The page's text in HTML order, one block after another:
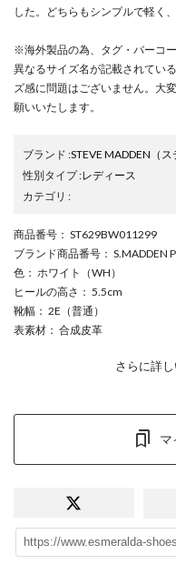
した。どちらもシンプルで軽く
※海外製品の為、タグ・バーコ
異なるサイズ名が記載されてい
ズ感に問題はございません。大
願いいたします。
ブランド :STEVE MADDEN （
性別タイプ:レディース
カテゴリ :
商品番号 ： ST629BW011299
ブランド商品番号 ： S.MADDEN
色 ： ホワイト（WH）
ヒールの高さ ： 5.5cm
靴幅 ： 2E（普通）
表素材 ： 合成皮革
さらに詳
マ